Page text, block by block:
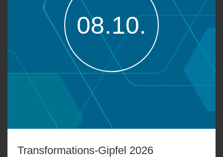
08.10.
Transformations-Gipfel 2026